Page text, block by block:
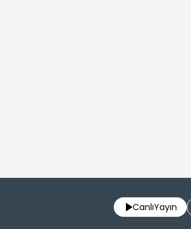
CanlıYayın